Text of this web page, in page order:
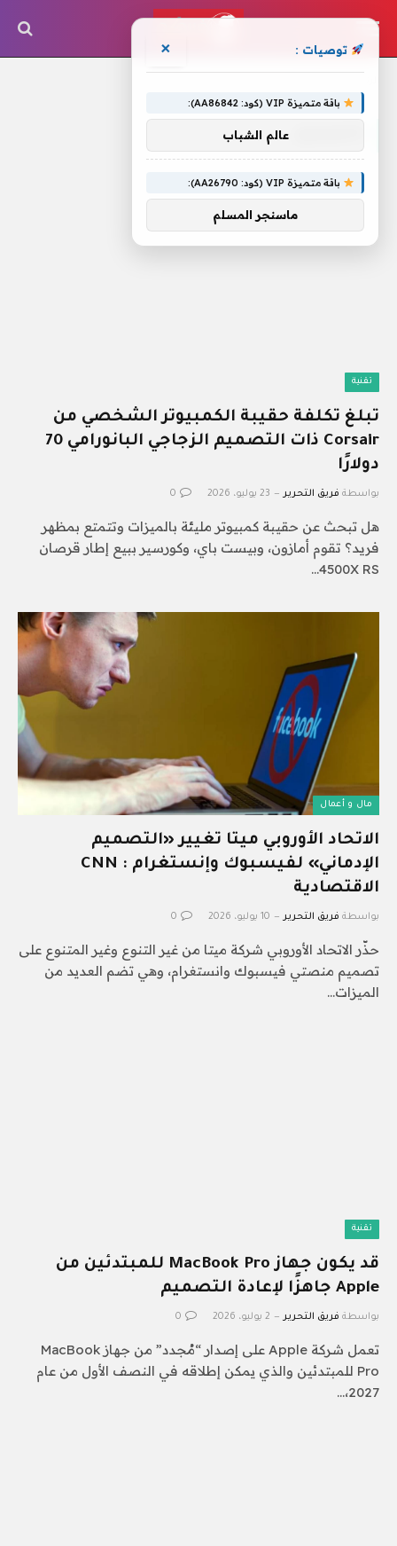
تقنية
تبلغ تكلفة حقيبة الكمبيوتر الشخصي من
Corsair ذات التصميم الزجاجي البانورامي 70
دولارًا
بواسطة فريق التحرير 23 يوليو، 2026 0
هل تبحث عن حقيبة كمبيوتر مليئة بالميزات وتتمتع بمظهر
فريد؟ تقوم أمازون، وبيست باي، وكورسير ببيع إطار قرصان
4500X RS…
مال و أعمال
الاتحاد الأوروبي ميتا تغيير «التصميم
الإدماني» لفيسبوك وإنستغرام : CNN
الاقتصادية
بواسطة فريق التحرير 10 يوليو، 2026 0
حذّر الاتحاد الأوروبي شركة ميتا من غير التنوع وغير المتنوع على
تصميم منصتي فيسبوك وانستغرام، وهي تضم العديد من
الميزات…
تقنية
قد يكون جهاز MacBook Pro للمبتدئين من
Apple جاهزًا لإعادة التصميم
بواسطة فريق التحرير 2 يوليو، 2026 0
تعمل شركة Apple على إصدار “مُجدد” من جهاز MacBook
Pro للمبتدئين والذي يمكن إطلاقه في النصف الأول من عام
2027،…
توصيات : ×
باقة متميزة VIP (كود: AA86842):
عالم الشباب
باقة متميزة VIP (كود: AA26790):
ماسنجر المسلم